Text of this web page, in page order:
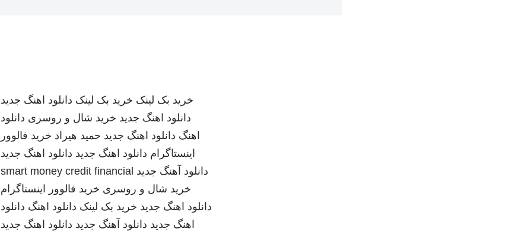
خرید بک لینک خرید بک لینک دانلود اهنگ جدید
دانلود اهنگ جدید خرید شال و روسری دانلود
اهنگ دانلود اهنگ جدید حمید هیراد خرید فالوور
اینستاگرام دانلود اهنگ جدید دانلود اهنگ جدید
دانلود آهنگ جدید smart money credit financial
خرید شال و روسری خرید فالوور اینستاگرام
دانلود اهنگ جدید خرید بک لینک دانلود اهنگ دانلود
اهنگ جدید دانلود آهنگ جدید دانلود اهنگ جدید